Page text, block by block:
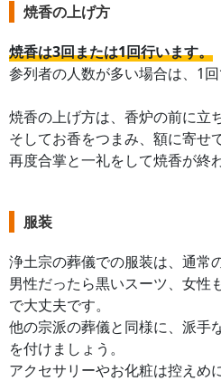
焼香の上げ方
焼香は3回または1回行います。
参列者の人数が多い場合は、1
焼香の上げ方は、香炉の前に立
そしてお香をつまみ、額に寄せ
再度合掌と一礼をして焼香が終
服装
浄土宗の葬儀での服装は、通常
男性だったら黒いスーツ、女性
で大丈夫です。
他の宗派の葬儀と同様に、派手
を付けましょう。
アクセサリーやお化粧は控えめ